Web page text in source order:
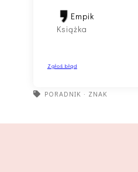
PORADNIK · ZNAK